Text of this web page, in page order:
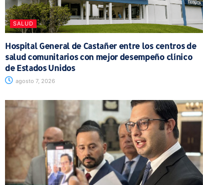
SALUD
Hospital General de Castañer entre los centros de
salud comunitarios con mejor desempeño clínico
de Estados Unidos
agosto 7, 2026